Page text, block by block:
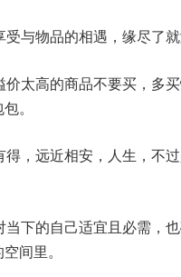
与物品的相遇，缘尽了就
价太高的商品不要买，多
。
得，远近相安，人生，不
当下的自己适宜且必需，
间里。